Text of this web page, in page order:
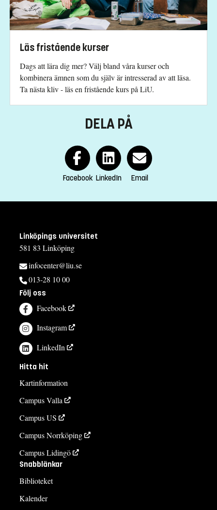
Urval
Akademiska poäng (för engelskspråkig utbildning)
Studieavgift
13500 kr - OBS! Gäller bara studenter utanför EU/EES och
Schweiz.
Har du frågor om kursen, kontakta oss.
monica.wise@liu.se
jennie.wallin@liu.se
+4613284776
Elin Palm
elin.palm@liu.se
+4613285636
Kursplan
Läs fristående kurser
Dags att lära dig mer? Välj bland våra kurser och
kombinera ämnen som du själv är intresserad av att läsa.
Ta nästa kliv - läs en fristående kurs på LiU.
DELA PÅ
Facebook LinkedIn Email
Linköpings universitet
581 83 Linköping
infocenter@liu.se
013-28 10 00
Följ oss
Facebook
Instagram
LinkedIn
Hitta hit
Kartinformation
Campus Valla
Campus US
Campus Norrköping
Campus Lidingö
Snabblänkar
Biblioteket
Kalender